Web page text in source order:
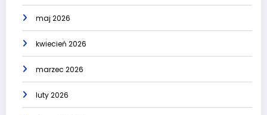
maj 2026
kwiecień 2026
marzec 2026
luty 2026